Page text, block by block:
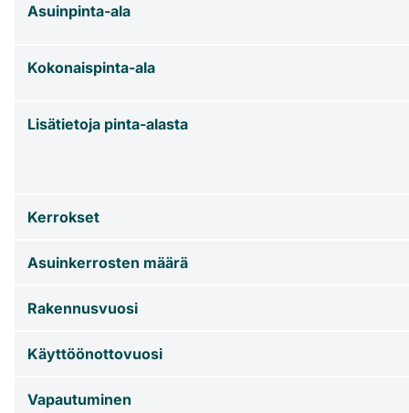
Asuinpinta-ala
Kokonaispinta-ala
Lisätietoja pinta-alasta
Kerrokset
Asuinkerrosten määrä
Rakennusvuosi
Käyttöönottovuosi
Vapautuminen